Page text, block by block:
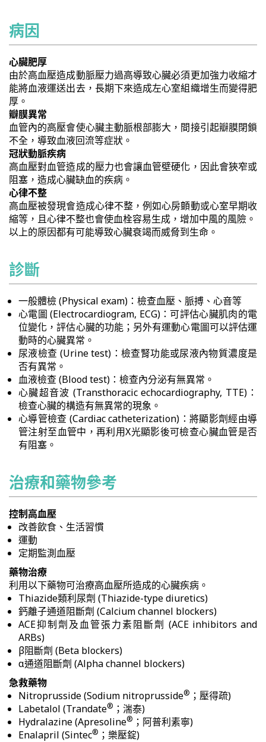
病因
心臟肥厚
由於高血壓造成動脈壓力過高導致心臟必須更加強力收縮才
能將血液運送出去，長期下來造成左心室組織增生而變得肥
厚。
瓣膜異常
血管內的高壓會使心臟主動脈根部膨大，間接引起瓣膜閉鎖
不全，導致血液回流等症狀。
冠狀動脈疾病
高血壓對血管造成的壓力也會讓血管壁硬化，因此會狹窄或
阻塞，造成心臟缺血的疾病。
心律不整
高血壓被發現會造成心律不整，例如心房顫動或心室早期收
縮等，且心律不整也會使血栓容易生成，增加中風的風險。
以上的原因都有可能導致心臟衰竭而威脅到生命。
診斷
一般體檢 (Physical exam)：檢查血壓、脈搏、心音等
心電圖 (Electrocardiogram, ECG)：可評估心臟肌肉的電
位變化，評估心臟的功能；另外有運動心電圖可以評估運
動時的心臟異常。
尿液檢查 (Urine test)：檢查腎功能或尿液內物質濃度是
否有異常。
血液檢查 (Blood test)：檢查內分泌有無異常。
心臟超音波 (Transthoracic echocardiography, TTE)：
檢查心臟的構造有無異常的現象。
心導管檢查 (Cardiac catheterization)：將顯影劑經由導
管注射至血管中，再利用X光顯影後可檢查心臟血管是否
有阻塞。
治療和藥物參考
控制高血壓
改善飲食、生活習慣
運動
定期監測血壓
藥物治療
利用以下藥物可治療高血壓所造成的心臟疾病。
Thiazide類利尿劑 (Thiazide-type diuretics)
鈣離子通道阻斷劑 (Calcium channel blockers)
ACE抑制劑及血管張力素阻斷劑 (ACE inhibitors and
ARBs)
β阻斷劑 (Beta blockers)
α通道阻斷劑 (Alpha channel blockers)
急救藥物
Nitroprusside (Sodium nitroprusside® ；壓得疏)
Labetalol (Trandate® ；湍泰)
Hydralazine (Apresoline® ；阿普利素寧)
Enalapril (Sintec® ；樂壓錠)